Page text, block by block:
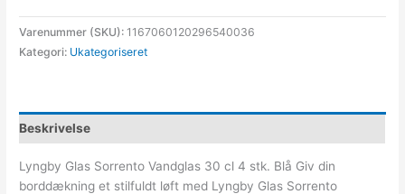
Varenummer (SKU): 1167060120296540036
Kategori: Ukategoriseret
Beskrivelse
Lyngby Glas Sorrento Vandglas 30 cl 4 stk. Blå Giv din
borddækning et stilfuldt løft med Lyngby Glas Sorrento